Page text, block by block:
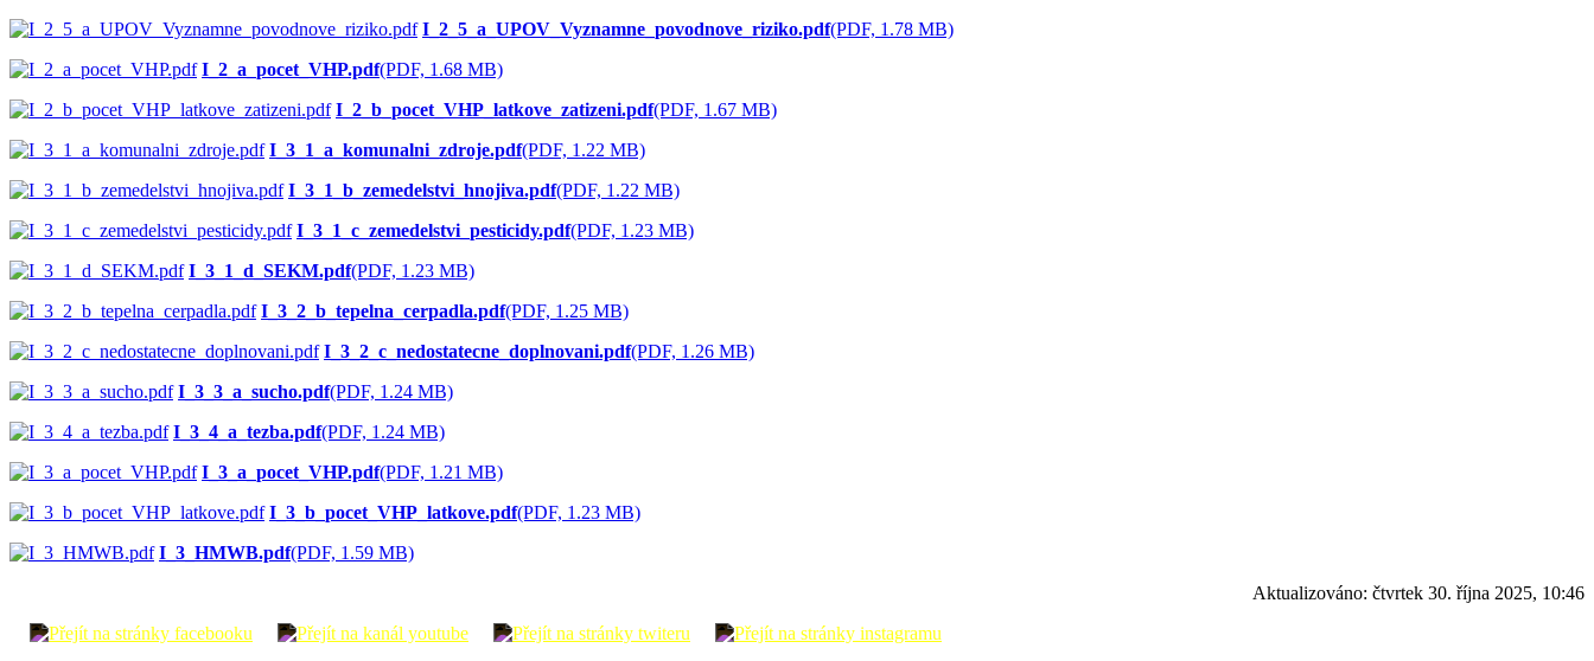
I_2_5_a_UPOV_Vyznamne_povodnove_riziko.pdf(PDF, 1.78 MB)
I_2_a_pocet_VHP.pdf(PDF, 1.68 MB)
I_2_b_pocet_VHP_latkove_zatizeni.pdf(PDF, 1.67 MB)
I_3_1_a_komunalni_zdroje.pdf(PDF, 1.22 MB)
I_3_1_b_zemedelstvi_hnojiva.pdf(PDF, 1.22 MB)
I_3_1_c_zemedelstvi_pesticidy.pdf(PDF, 1.23 MB)
I_3_1_d_SEKM.pdf(PDF, 1.23 MB)
I_3_2_b_tepelna_cerpadla.pdf(PDF, 1.25 MB)
I_3_2_c_nedostatecne_doplnovani.pdf(PDF, 1.26 MB)
I_3_3_a_sucho.pdf(PDF, 1.24 MB)
I_3_4_a_tezba.pdf(PDF, 1.24 MB)
I_3_a_pocet_VHP.pdf(PDF, 1.21 MB)
I_3_b_pocet_VHP_latkove.pdf(PDF, 1.23 MB)
I_3_HMWB.pdf(PDF, 1.59 MB)
Aktualizováno: čtvrtek 30. října 2025, 10:46